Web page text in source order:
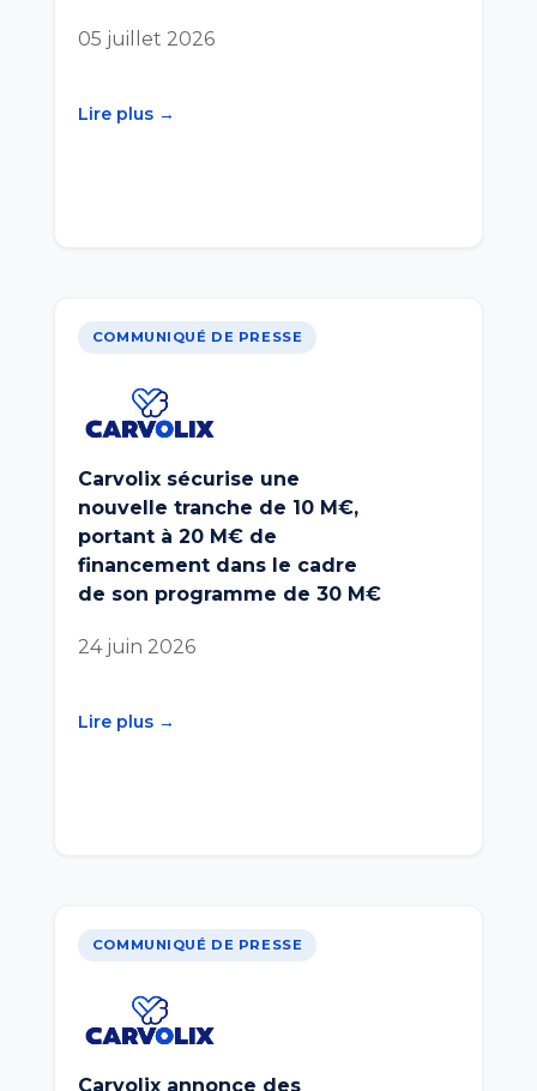
05 juillet 2026
Lire plus →
COMMUNIQUÉ DE PRESSE
Carvolix sécurise une
nouvelle tranche de 10 M€,
portant à 20 M€ de
financement dans le cadre
de son programme de 30 M€
24 juin 2026
Lire plus →
COMMUNIQUÉ DE PRESSE
Carvolix annonce des